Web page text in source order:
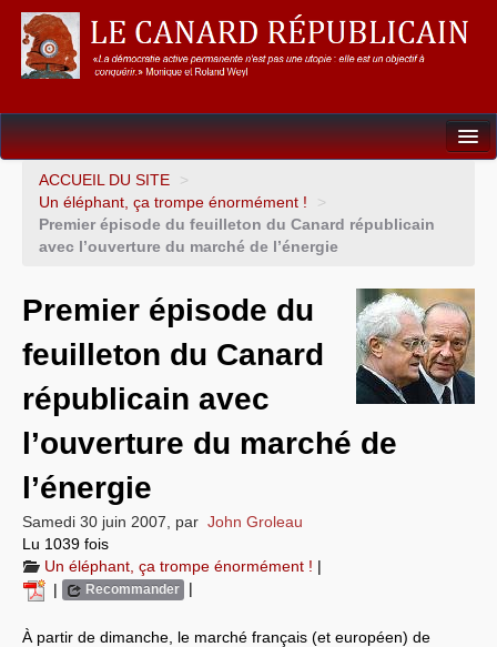
Dossiers
L’Union européenne
Un éléphant, ça trompe énormément !
Gouvernance mondiale & mondialisation
International
Résistances
L’Empire américain
Systèmes & société sous contrôle
Nouvelles de l’antirépublique
ACCUEIL DU SITE
>
Un éléphant, ça trompe énormément !
>
Premier épisode du feuilleton du Canard républicain
avec l’ouverture du marché de l’énergie
Premier épisode du
feuilleton du Canard
républicain avec
l’ouverture du marché de
l’énergie
Samedi 30 juin 2007 par John Groleau
Lu 1039 fois
Un éléphant, ça trompe énormément ! |
|
Recommander |
À partir de dimanche, le marché français (et européen) de